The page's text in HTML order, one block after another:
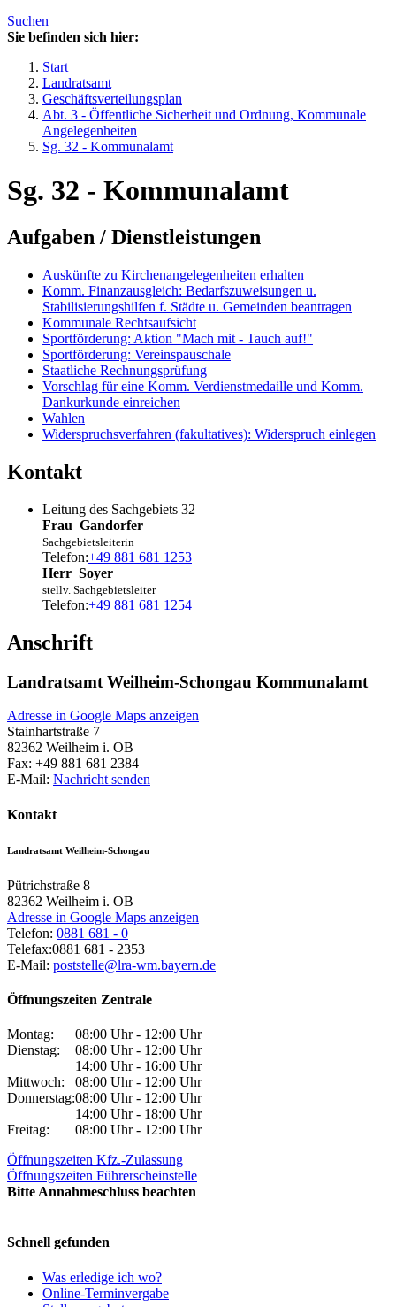
Suchen
Sie befinden sich hier:
Start
Landratsamt
Geschäftsverteilungsplan
Abt. 3 - Öffentliche Sicherheit und Ordnung, Kommunale
Angelegenheiten
Sg. 32 - Kommunalamt
Sg. 32 - Kommunalamt
Aufgaben / Dienstleistungen
Auskünfte zu Kirchenangelegenheiten erhalten
Komm. Finanzausgleich: Bedarfszuweisungen u.
Stabilisierungshilfen f. Städte u. Gemeinden beantragen
Kommunale Rechtsaufsicht
Sportförderung: Aktion "Mach mit - Tauch auf!"
Sportförderung: Vereinspauschale
Staatliche Rechnungsprüfung
Vorschlag für eine Komm. Verdienstmedaille und Komm.
Dankurkunde einreichen
Wahlen
Widerspruchsverfahren (fakultatives): Widerspruch einlegen
Kontakt
Leitung des Sachgebiets 32
Frau Gandorfer
Sachgebietsleiterin
Telefon:+49 881 681 1253
Herr Soyer
stellv. Sachgebietsleiter
Telefon:+49 881 681 1254
Anschrift
Landratsamt Weilheim-Schongau Kommunalamt
Adresse in Google Maps anzeigen
Stainhartstraße 7
82362 Weilheim i. OB
Fax: +49 881 681 2384
E-Mail: Nachricht senden
Kontakt
Landratsamt Weilheim-Schongau
Pütrichstraße 8
82362 Weilheim i. OB
Adresse in Google Maps anzeigen
Telefon: 0881 681 - 0
Telefax:0881 681 - 2353
E-Mail: poststelle@lra-wm.bayern.de
Öffnungszeiten Zentrale
Montag:
08:00 Uhr - 12:00 Uhr
Dienstag:
08:00 Uhr - 12:00 Uhr
14:00 Uhr - 16:00 Uhr
Mittwoch:
08:00 Uhr - 12:00 Uhr
Donnerstag:08:00 Uhr - 12:00 Uhr
14:00 Uhr - 18:00 Uhr
Freitag:
08:00 Uhr - 12:00 Uhr
Öffnungszeiten Kfz.-Zulassung
Öffnungszeiten Führerscheinstelle
Bitte Annahmeschluss beachten
Schnell gefunden
Was erledige ich wo?
Online-Terminvergabe